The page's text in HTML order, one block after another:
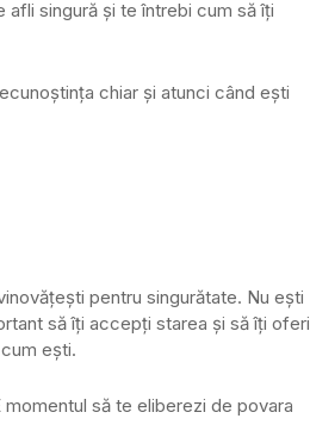
afli singură și te întrebi cum să îți
chiar și atunci când ești
pentru singurătate. Nu ești
să îți accepți starea și să îți oferi
ești.
să te eliberezi de povara